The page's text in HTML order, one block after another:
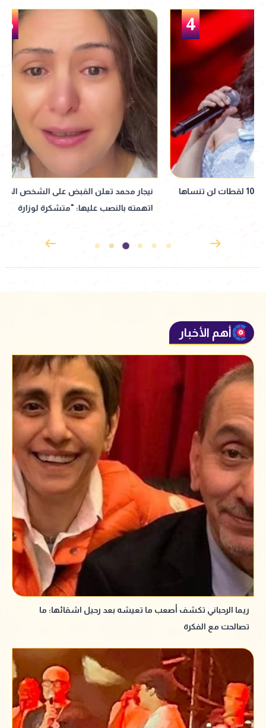
5
نيجار محمد تعلن القبض على الشخص الذي
اتهمته بالنصب عليها: "متشكرة لوزارة
لمهرجان القلعة
أهم الأخبار
ريما الرحباني تكشف أصعب ما تعيشه بعد رحيل اشقائها: ما
تصالحت مع الفكرة